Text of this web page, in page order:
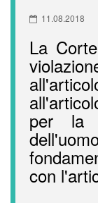
11.08.2018
La
per la
con